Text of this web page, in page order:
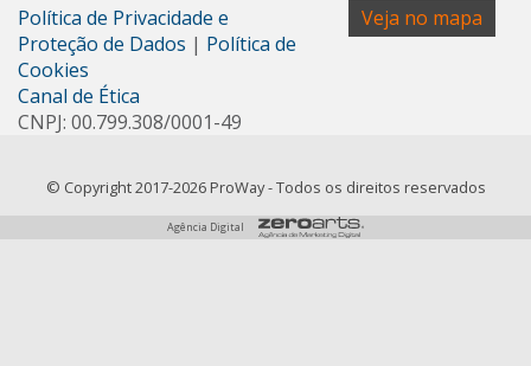
Veja no mapa
Política de Privacidade e
Proteção de Dados | Política de
Cookies
Canal de Ética
CNPJ: 00.799.308/0001-49
© Copyright 2017-2026 ProWay - Todos os direitos reservados
Agência Digital